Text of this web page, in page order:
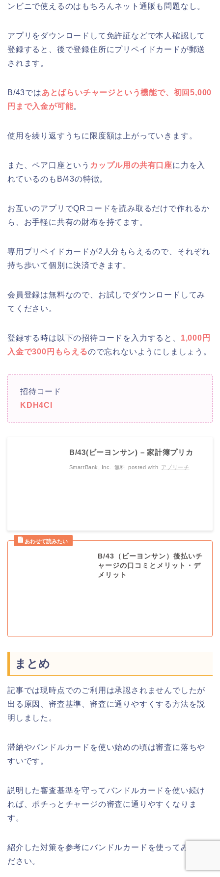
ンビニで使えるのはもちろんネット通販も問題なし。
アプリをダウンロードして免許証などで本人確認して
登録すると、後で登録住所にプリペイドカードが郵送
されます。
B/43ではあとばらいチャージという機能で、初回5,000
円まで入金が可能。
使用を繰り返すうちに限度額は上がっていきます。
また、ペア口座という カップル用の共有口座に力を入
れているのもB/43の特徴。
お互いのアプリでQRコードを読み取るだけで作れるか
ら、お手軽に共有の財布を持てます。
専用プリペイドカードが2人分もらえるので、それぞれ
持ち歩いて個別に決済できます。
会員登録は無料なので、お試しでダウンロードしてみ
てください。
登録する時は以下の招待コードを入力すると、 1,000円
入金で300円もらえるので忘れないようにしましょう。
招待コード
KDH4CI
B/43(ビーヨンサン) – 家計簿プリカ
SmartBank, Inc. 無料 posted with アプリーチ
B/43（ビーヨンサン）後払いチ
ャージの口コミとメリット・デ
メリット
まとめ
記事では現時点でのご利用は承認されませんでしたが
出る原因、審査基準、審査に通りやすくする方法を説
明しました。
滞納やバンドルカードを使い始めの頃は審査に落ちや
すいです。
説明した審査基準を守ってバンドルカードを使い続け
れば、ポチっとチャージの審査に通りやすくなりま
す。
紹介した対策を参考にバンドルカードを使ってみてく
ださい。